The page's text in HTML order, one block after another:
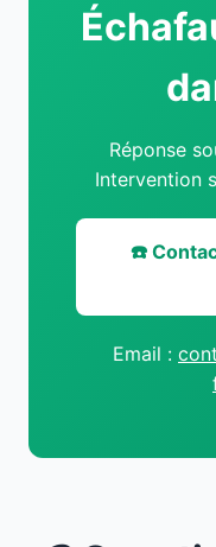
Réponse
Intervention
☎️
Email :